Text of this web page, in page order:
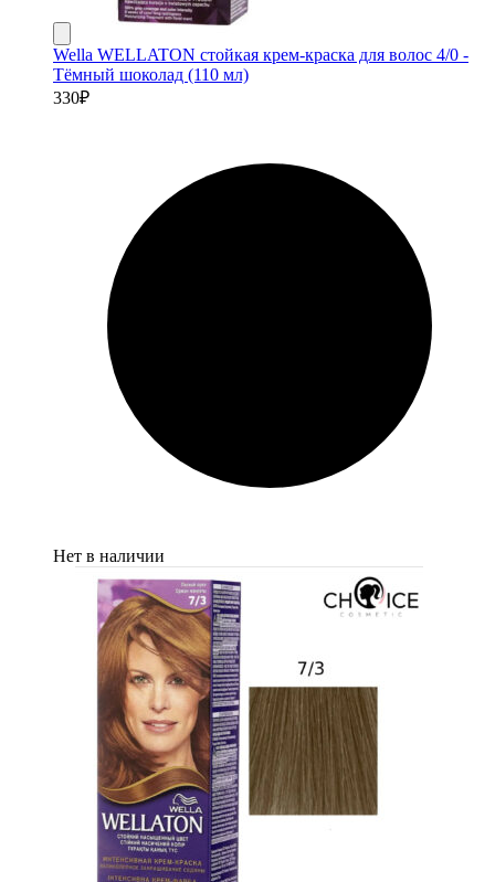
Wella WELLATON стойкая крем-краска для волос 4/0 -
Тёмный шоколад (110 мл)
330₽
Нет в наличии